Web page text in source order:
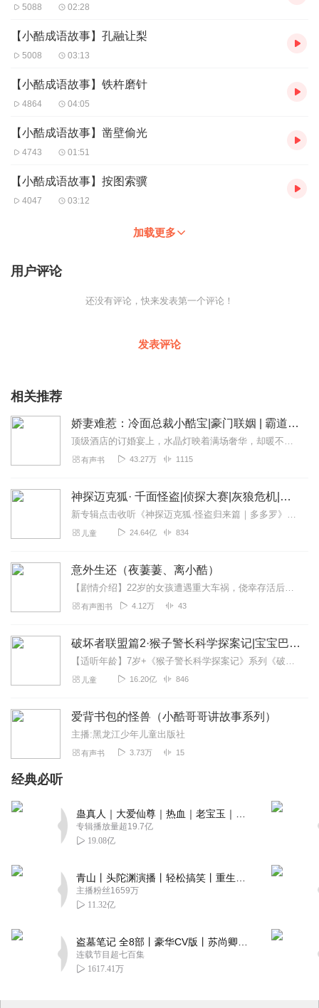
5088 02:28
【小酷成语故事】孔融让梨
5008 03:13
【小酷成语故事】铁杵磨针
4864 04:05
【小酷成语故事】凿壁偷光
4743 01:51
【小酷成语故事】按图索骥
4047 03:12
加载更多
用户评论
还没有评论，快来发表第一个评论！
发表评论
相关推荐
娇妻难惹：冷面总裁小酷宝|豪门联姻 | 霸道总裁| 意乱情迷
顶级酒店的订婚宴上，水晶灯映着满场奢华，却暖不透主位上男人的眼神——他指尖夹着香槟杯，目光扫过身旁的女人时，只剩商场谈判般的冷硬：“联姻协议按规矩来，别妄想...
有声书 43.27万 1115
神探迈克狐· 千面怪盗|侦探大赛|灰狼危机|多多罗
新专辑点击收听《神探迈克狐·怪盗归来篇｜多多罗》！！！>>>点击进入主播橱窗购买《神探迈克狐》系列图书吧!<<<多多罗故事【点击前往】收听多多罗其他好玩有趣的故...
儿童 24.64亿 834
意外生还（夜萋萋、离小酷）
【剧情介绍】22岁的女孩遭遇重大车祸，侥幸存活后失去了全部记忆。她知道的只有：她的名字是靳雅笙，她的丈夫是霍亦琛。她安静而简单的世界里只有他，而他繁华且复杂的世...
有声图书 4.12万 43
破坏者联盟篇2·猴子警长科学探案记|宝宝巴士故事
【适听年龄】7岁+《猴子警长科学探案记》系列《破坏者联盟篇1·猴子警长科学探案记》>>>《破坏者联盟篇2·猴子警长科学探案记》>>>《破坏者联盟篇3·猴子警长科...
儿童 16.20亿 846
爱背书包的怪兽（小酷哥哥讲故事系列）
主播:黑龙江少年儿童出版社
有声书 3.73万 15
经典必听
专辑播放量超19.7亿
19.08亿
主播粉丝1659万
11.32亿
连载节目超七百集
1617.41万